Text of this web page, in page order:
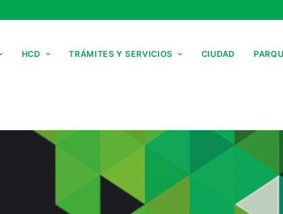
HCD TRÁMITES Y SERVICIOS CIUDAD